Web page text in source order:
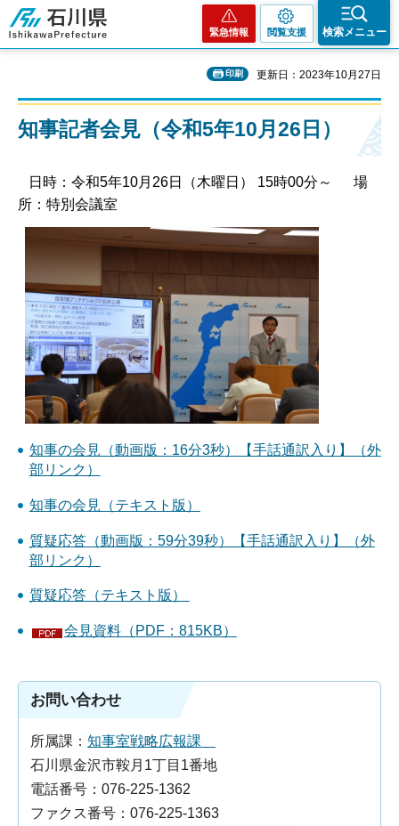
石川県
緊急情報 閲覧支援 検索メニュー
印刷 更新日：2023年10月27日
知事記者会見（令和5年10月26日）
日時：令和5年10月26日（木曜日） 15時00分～ 場
所：特別会議室
知事の会見（動画版：16分3秒）【手話通訳入り】（外
部リンク）
知事の会見（テキスト版）
質疑応答（動画版：59分39秒）【手話通訳入り】（外
部リンク）
質疑応答（テキスト版）
会見資料（PDF：815KB）
お問い合わせ
所属課： 知事室戦略広報課
石川県金沢市鞍月1丁目1番地
電話番号：076-225-1362
ファクス番号：076-225-1363